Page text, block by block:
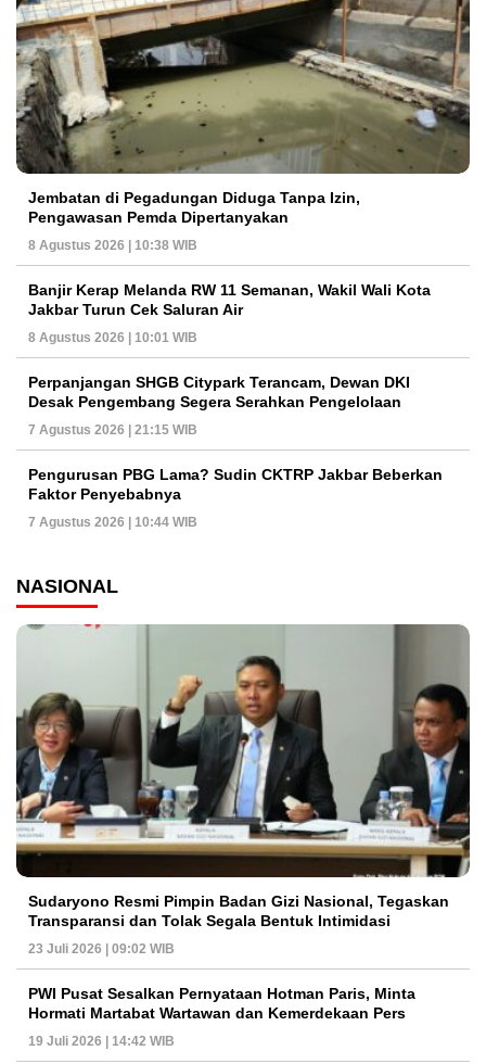
Jembatan di Pegadungan Diduga Tanpa Izin,
Pengawasan Pemda Dipertanyakan
8 Agustus 2026 | 10:38 WIB
Banjir Kerap Melanda RW 11 Semanan, Wakil Wali Kota
Jakbar Turun Cek Saluran Air
8 Agustus 2026 | 10:01 WIB
Perpanjangan SHGB Citypark Terancam, Dewan DKI
Desak Pengembang Segera Serahkan Pengelolaan
7 Agustus 2026 | 21:15 WIB
Pengurusan PBG Lama? Sudin CKTRP Jakbar Beberkan
Faktor Penyebabnya
7 Agustus 2026 | 10:44 WIB
NASIONAL
Sudaryono Resmi Pimpin Badan Gizi Nasional, Tegaskan
Transparansi dan Tolak Segala Bentuk Intimidasi
23 Juli 2026 | 09:02 WIB
PWI Pusat Sesalkan Pernyataan Hotman Paris, Minta
Hormati Martabat Wartawan dan Kemerdekaan Pers
19 Juli 2026 | 14:42 WIB